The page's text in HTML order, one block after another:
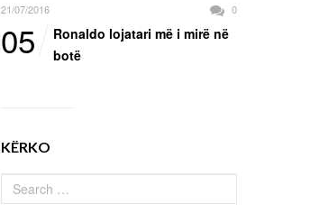
21/07/2016 0
05
Ronaldo lojatari më i mirë në
botë
KËRKO